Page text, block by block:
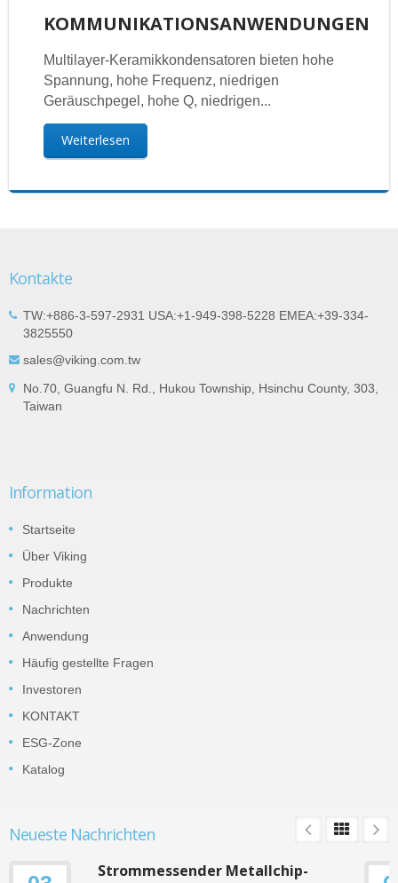
KOMMUNIKATIONSANWENDUNGEN
Multilayer-Keramikkondensatoren bieten hohe
Spannung, hohe Frequenz, niedrigen
Geräuschpegel, hohe Q, niedrigen...
Weiterlesen
Kontakte
TW:+886-3-597-2931 USA:+1-949-398-5228 EMEA:+39-334-
3825550
sales@viking.com.tw
No.70, Guangfu N. Rd., Hukou Township, Hsinchu County, 303,
Taiwan
Information
Startseite
Über Viking
Produkte
Nachrichten
Anwendung
Häufig gestellte Fragen
Investoren
KONTAKT
ESG-Zone
Katalog
Neueste Nachrichten
Strommessender Metallchip-